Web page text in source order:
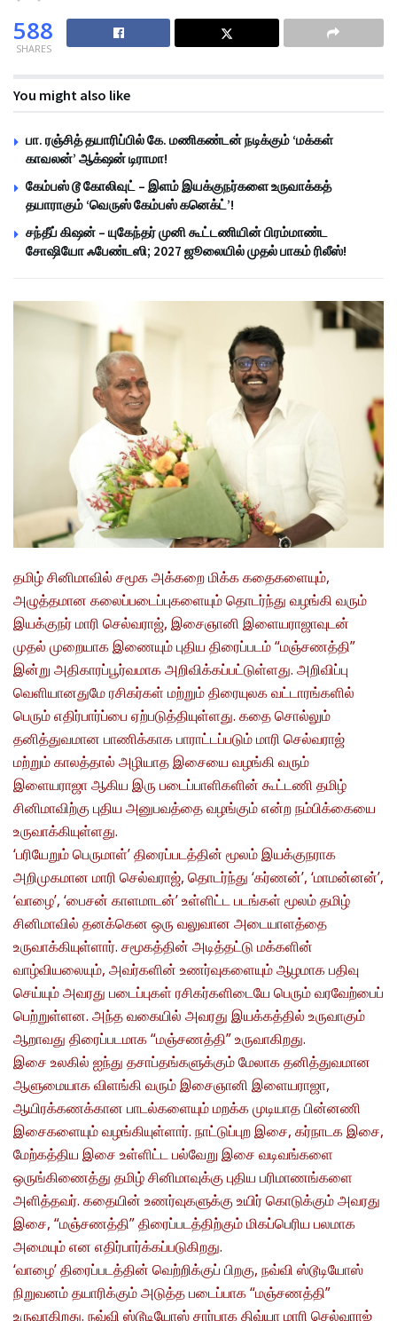
588
SHARES
You might also like
பா. ரஞ்சித் தயாரிப்பில் கே. மணிகண்டன் நடிக்கும் ‘மக்கள்
காவலன்’ ஆக்‌ஷன் டிராமா!
கேம்பஸ் டூ கோலிவுட் – இளம் இயக்குநர்களை உருவாக்கத்
தயாராகும் ‘வெருஸ் கேம்பஸ் கனெக்ட்’!
சந்தீப் கிஷன் – யுகேந்தர் முனி கூட்டணியின் பிரம்மாண்ட
சோஷியோ ஃபேண்டஸி; 2027 ஜூலையில் முதல் பாகம் ரிலீஸ்!
தமிழ் சினிமாவில் சமூக அக்கறை மிக்க கதைகளையும்,
அழுத்தமான கலைப்படைப்புகளையும் தொடர்ந்து வழங்கி வரும்
இயக்குநர் மாரி செல்வராஜ், இசைஞானி இளையராஜாவுடன்
முதல் முறையாக இணையும் புதிய திரைப்படம் “மஞ்சணத்தி”
இன்று அதிகாரப்பூர்வமாக அறிவிக்கப்பட்டுள்ளது. அறிவிப்பு
வெளியானதுமே ரசிகர்கள் மற்றும் திரையுலக வட்டாரங்களில்
பெரும் எதிர்பார்ப்பை ஏற்படுத்தியுள்ளது. கதை சொல்லும்
தனித்துவமான பாணிக்காக பாராட்டப்படும் மாரி செல்வராஜ்
மற்றும் காலத்தால் அழியாத இசையை வழங்கி வரும்
இளையராஜா ஆகிய இரு படைப்பாளிகளின் கூட்டணி தமிழ்
சினிமாவிற்கு புதிய அனுபவத்தை வழங்கும் என்ற நம்பிக்கையை
உருவாக்கியுள்ளது.
‘பரியேறும் பெருமாள்’ திரைப்படத்தின் மூலம் இயக்குநராக
அறிமுகமான மாரி செல்வராஜ், தொடர்ந்து ‘கர்ணன்’, ‘மாமன்னன்’,
‘வாழை’, ‘பைசன் காளமாடன்’ உள்ளிட்ட படங்கள் மூலம் தமிழ்
சினிமாவில் தனக்கென ஒரு வலுவான அடையாளத்தை
உருவாக்கியுள்ளார். சமூகத்தின் அடித்தட்டு மக்களின்
வாழ்வியலையும், அவர்களின் உணர்வுகளையும் ஆழமாக பதிவு
செய்யும் அவரது படைப்புகள் ரசிகர்களிடையே பெரும் வரவேற்பைப்
பெற்றுள்ளன. அந்த வகையில் அவரது இயக்கத்தில் உருவாகும்
ஆறாவது திரைப்படமாக “மஞ்சணத்தி” உருவாகிறது.
இசை உலகில் ஐந்து தசாப்தங்களுக்கும் மேலாக தனித்துவமான
ஆளுமையாக விளங்கி வரும் இசைஞானி இளையராஜா,
ஆயிரக்கணக்கான பாடல்களையும் மறக்க முடியாத பின்னணி
இசைகளையும் வழங்கியுள்ளார். நாட்டுப்புற இசை, கர்நாடக இசை,
மேற்கத்திய இசை உள்ளிட்ட பல்வேறு இசை வடிவங்களை
ஒருங்கிணைத்து தமிழ் சினிமாவுக்கு புதிய பரிமாணங்களை
அளித்தவர். கதையின் உணர்வுகளுக்கு உயிர் கொடுக்கும் அவரது
இசை, “மஞ்சணத்தி” திரைப்படத்திற்கும் மிகப்பெரிய பலமாக
அமையும் என எதிர்பார்க்கப்படுகிறது.
‘வாழை’ திரைப்படத்தின் வெற்றிக்குப் பிறகு, நவ்வி ஸ்டூடியோஸ்
நிறுவனம் தயாரிக்கும் அடுத்த படைப்பாக “மஞ்சணத்தி”
உருவாகிறது. நவ்வி ஸ்டூடியோஸ் சார்பாக திவ்யா மாரி செல்வராஜ்